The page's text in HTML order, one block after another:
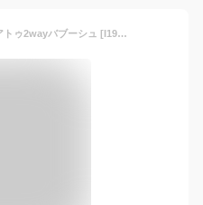
バブーシュ パンプス スクエアトゥ2wayバブーシュ [I1906] レディース シューズ フラット パンプス ローヒール 痛くない ぺたんこ 夏 Vカット フラットシューズ バブーシュ 外履き 歩きやすい 30代 40代 50代【送料無料】